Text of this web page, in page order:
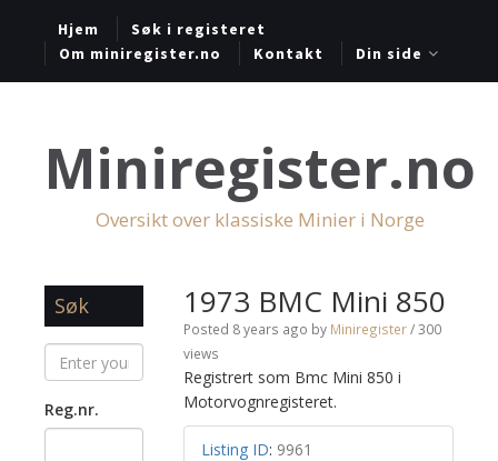
Hjem
Søk i registeret
Om miniregister.no
Kontakt Din side
Miniregister.no
Oversikt over klassiske Minier i Norge
1973 BMC Mini 850
Posted 8 years ago by Miniregister/ 300
views
Registrert som Bmc Mini 850 i
Motorvognregisteret.
Listing ID: 9961
Søk
Reg.nr.